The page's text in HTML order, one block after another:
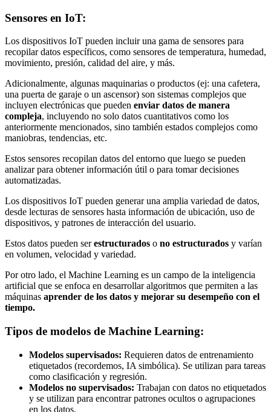
Sensores en IoT:
Los dispositivos IoT pueden incluir una gama de sensores para
recopilar datos específicos, como sensores de temperatura, humedad,
movimiento, presión, calidad del aire, y más.
Adicionalmente, algunas maquinarias o productos (ej: una cafetera,
una puerta de garaje o un ascensor) son sistemas complejos que
incluyen electrónicas que pueden enviar datos de manera
compleja, incluyendo no solo datos cuantitativos como los
anteriormente mencionados, sino también estados complejos como
maniobras, tendencias, etc.
Estos sensores recopilan datos del entorno que luego se pueden
analizar para obtener información útil o para tomar decisiones
automatizadas.
Los dispositivos IoT pueden generar una amplia variedad de datos,
desde lecturas de sensores hasta información de ubicación, uso de
dispositivos, y patrones de interacción del usuario.
Estos datos pueden serestructurados o no estructurados y varían
en volumen, velocidad y variedad.
Por otro lado, el Machine Learning es un campo de la inteligencia
artificial que se enfoca en desarrollar algoritmos que permiten a las
máquinas aprender de los datos y mejorar su desempeño con el
tiempo.
Tipos de modelos de Machine Learning:
Modelos supervisados: Requieren datos de entrenamiento
etiquetados (recordemos, IA simbólica). Se utilizan para tareas
como clasificación y regresión.
Modelos no supervisados: Trabajan con datos no etiquetados
y se utilizan para encontrar patrones ocultos o agrupaciones
en los datos.